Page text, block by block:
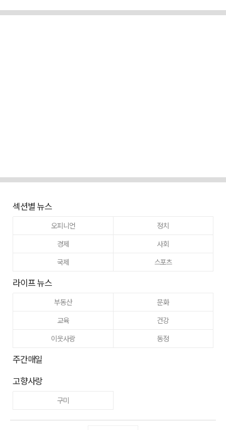
섹션별 뉴스
오피니언
정치
경제
사회
국제
스포츠
라이프 뉴스
부동산
문화
교육
건강
이웃사랑
동정
주간매일
고향사랑
구미